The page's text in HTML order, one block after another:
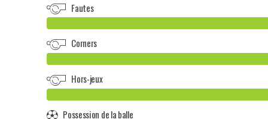
Fautes
Corners
Hors-jeux
Possession de la balle